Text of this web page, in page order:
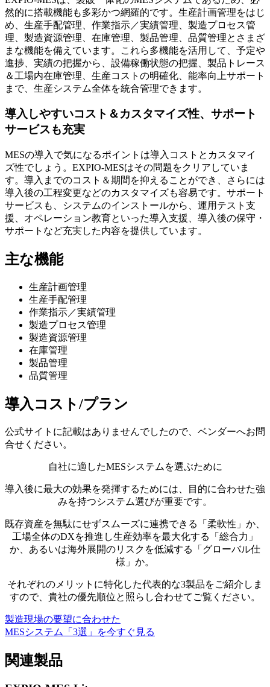
然的に搭載機能も多彩かつ網羅的です。生産計画管理をはじ
め、生産手配管理、作業指示／実績管理、製造プロセス管
理、製造資源管理、在庫管理、製品管理、品質管理とさまざ
まな機能を備えています。これら多機能を活用して、 予定や
進捗、実績の把握から、設備稼働状態の把握、製品トレース
＆工場内在庫管理、生産コストの明確化、能率向上サポート
まで、生産システム全体を統合管理できます。
導入しやすいコスト＆カスタマイズ性、サポート
サービスも充実
MESの導入で気になるポイントは導入コストとカスタマイ
ズ性でしょう。EXPIO-MESはその問題をクリアしていま
す。導入までのコスト＆期間を抑えることができ、さらには
導入後の工程変更などのカスタマイズも容易です。サポート
サービスも、システムのインストールから、運用テスト支
援、オペレーション教育といった導入支援、導入後の保守・
サポートなど充実した内容を提供しています。
主な機能
生産計画管理
生産手配管理
作業指示／実績管理
製造プロセス管理
製造資源管理
在庫管理
製品管理
品質管理
導入コスト/プラン
公式サイトに記載はありませんでしたので、ベンダーへお問
合せください。
自社に適したMESシステムを選ぶために
導入後に最大の効果を発揮するためには、目的に合わせた強
みを持つシステム選びが重要です。
既存資産を無駄にせずスムーズに連携できる「柔軟性」か、
工場全体のDXを推進し生産効率を最大化する「総合力」
か、あるいは海外展開のリスクを低減する「グローバル仕
様」か。
それぞれのメリットに特化した代表的な3製品をご紹介しま
すので、貴社の優先順位と照らし合わせてご覧ください。
製造現場の要望に合わせた
MESシステム「3選」を今すぐ見る
関連製品